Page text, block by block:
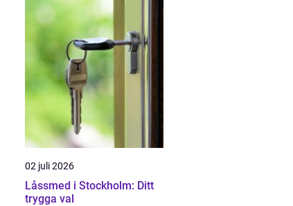
02 juli 2026
Låssmed i Stockholm: Ditt
trygga val